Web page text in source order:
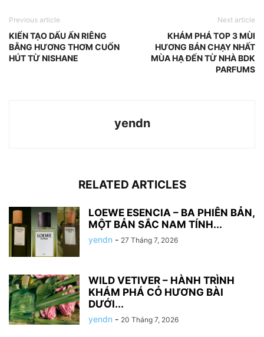
Previous article
KIẾN TẠO DẤU ẤN RIÊNG
BẰNG HƯƠNG THƠM CUỐN
HÚT TỪ NISHANE
Next article
KHÁM PHÁ TOP 3 MÙI
HƯƠNG BÁN CHẠY NHẤT
MÙA HẠ ĐẾN TỪ NHÀ BDK
PARFUMS
yendn
RELATED ARTICLES
LOEWE ESENCIA – BA PHIÊN BẢN,
MỘT BẢN SẮC NAM TÍNH...
yendn - 27 Tháng 7, 2026
WILD VETIVER – HÀNH TRÌNH
KHÁM PHÁ CỎ HƯƠNG BÀI
DƯỚI...
yendn - 20 Tháng 7, 2026